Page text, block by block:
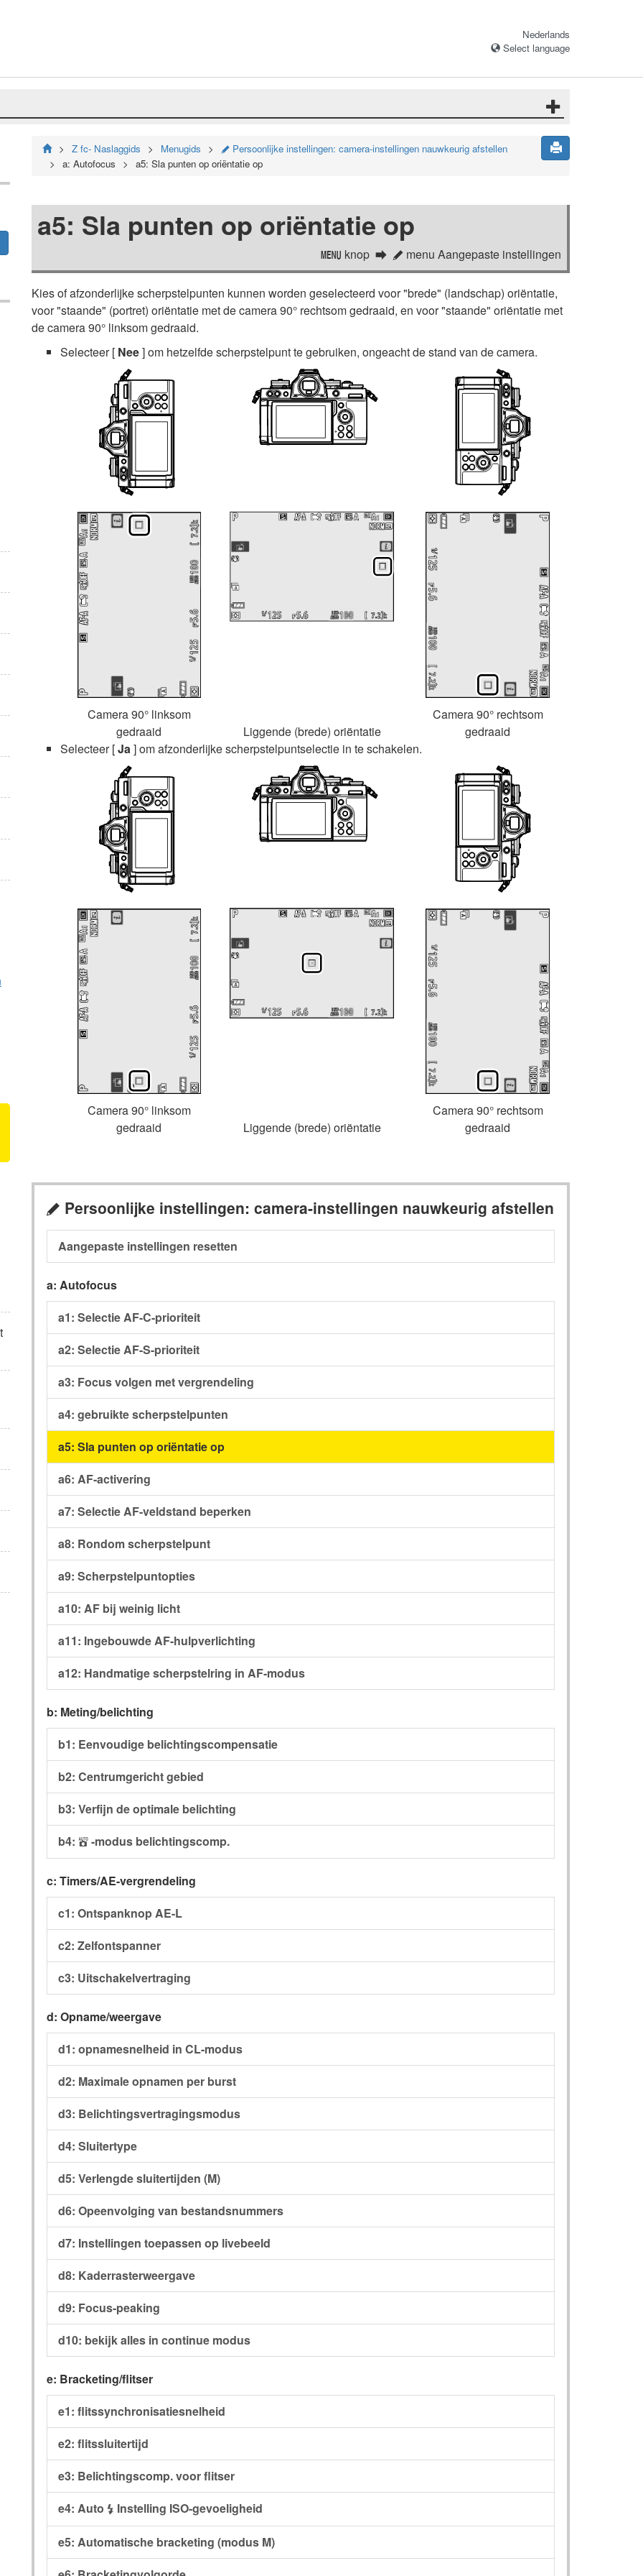
Nederlands
Select language
Z fc- Naslaggids Menugids A Persoonlijke instellingen: camera-instellingen nauwkeurig afstellen
a: Autofocus
a5: Sla punten op oriëntatie op
a5: Sla punten op oriëntatie op
G knop A menu Aangepaste instellingen
Kies of afzonderlijke scherpstelpunten kunnen worden geselecteerd voor "brede" (landschap) oriëntatie,
voor "staande" (portret) oriëntatie met de camera 90° rechtsom gedraaid, en voor "staande" oriëntatie met
de camera 90° linksom gedraaid.
Selecteer [ Nee] om hetzelfde scherpstelpunt te gebruiken, ongeacht de stand van de camera.
Camera 90° linksom
gedraaid
Liggende (brede) oriëntatie
Camera 90° rechtsom
gedraaid
Selecteer [Ja] om afzonderlijke scherpstelpuntselectie in te schakelen.
Camera 90° linksom
gedraaid
Liggende (brede) oriëntatie
Camera 90° rechtsom
gedraaid
A Persoonlijke instellingen: camera-instellingen nauwkeurig afstellen
Aangepaste instellingen resetten
a: Autofocus
a1: Selectie AF-C-prioriteit
a2: Selectie AF-S-prioriteit
a3: Focus volgen met vergrendeling
a4: gebruikte scherpstelpunten
a5: Sla punten op oriëntatie op
a6: AF-activering
a7: Selectie AF-veldstand beperken
a8: Rondom scherpstelpunt
a9: Scherpstelpuntopties
a10: AF bij weinig licht
a11: Ingebouwde AF-hulpverlichting
a12: Handmatige scherpstelring in AF-modus
b: Meting/belichting
b1: Eenvoudige belichtingscompensatie
b2: Centrumgericht gebied
b3: Verfijn de optimale belichting
b4: b -modus belichtingscomp.
c: Timers/AE-vergrendeling
c1: Ontspanknop AE-L
c2: Zelfontspanner
c3: Uitschakelvertraging
d: Opname/weergave
d1: opnamesnelheid in CL-modus
d2: Maximale opnamen per burst
d3: Belichtingsvertragingsmodus
d4: Sluitertype
d5: Verlengde sluitertijden (M)
d6: Opeenvolging van bestandsnummers
d7: Instellingen toepassen op livebeeld
d8: Kaderrasterweergave
d9: Focus-peaking
d10: bekijk alles in continue modus
e: Bracketing/flitser
e1: flitssynchronisatiesnelheid
e2: flitssluitertijd
e3: Belichtingscomp. voor flitser
e4: Auto c Instelling ISO-gevoeligheid
e5: Automatische bracketing (modus M)